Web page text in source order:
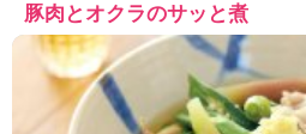
豚肉とオクラのサッと煮